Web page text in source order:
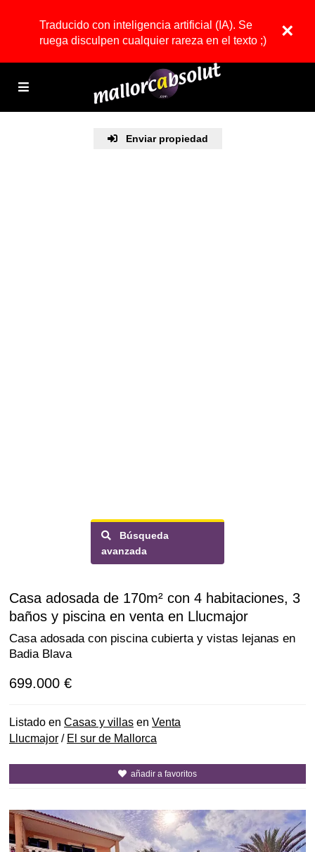
Traducido con inteligencia artificial (IA). Se
ruega disculpen cualquier rareza en el texto ;)
×
Enviar propiedad
Búsqueda
avanzada
Casa adosada de 170m² con 4 habitaciones, 3
baños y piscina en venta en Llucmajor
Casa adosada con piscina cubierta y vistas lejanas en
Badia Blava
699.000 €
Listado en Casas y villas en Venta
Llucmajor / El sur de Mallorca
añadir a favoritos